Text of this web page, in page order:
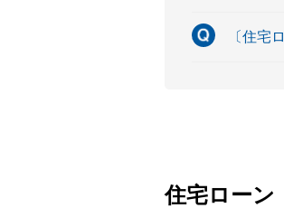
〔住宅
住宅ローン